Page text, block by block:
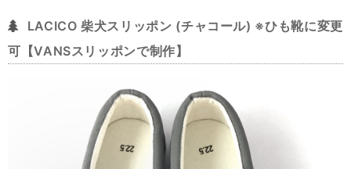
LACICO 柴犬スリッポン (チャコール) ※ひも靴に変更
可【VANSスリッポンで制作】